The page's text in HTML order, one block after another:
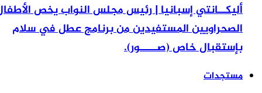
أليكــانتي إسبانيا | رئيس مجلس النواب يخص الأطفال
الصحراويين المستفيدين من برنامج عطل في سلام
بإستقبال خاص (صـــــور).
مستجدات